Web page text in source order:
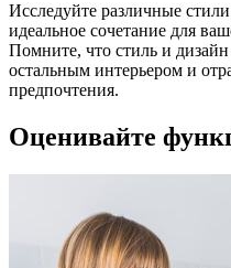
Исследуйте различные
идеальное сочетание для
Помните, что стиль и
остальным интерьером и
предпочтения.
Оценивайте